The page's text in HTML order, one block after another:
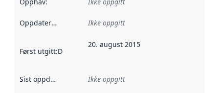
Oppdateringsfrekvens :
Ikke oppgitt
Først utgitt:Denne datoen sier når dataene i dette
20. august 2015
Sist oppdatert Ikke oppgitt